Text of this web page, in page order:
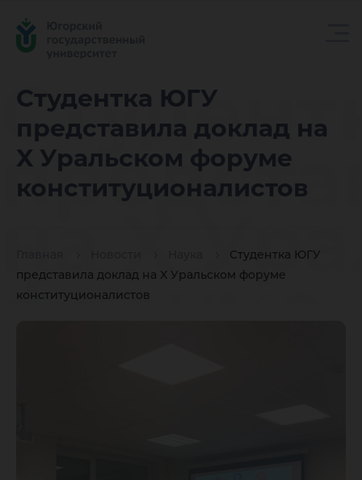
Студентка ЮГУ
представила доклад на
X Уральском форуме
конституционалистов
Студентка ЮГУ
представила доклад на X Уральском форуме
конституционалистов
на X
форуме